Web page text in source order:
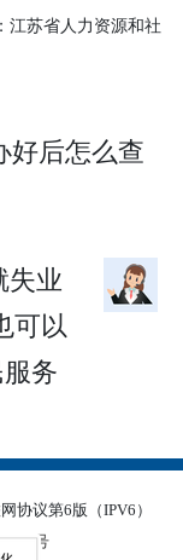
江苏省人力资源和社
好后怎么查
失业
可以
务
协议第6版（IPV6）
号